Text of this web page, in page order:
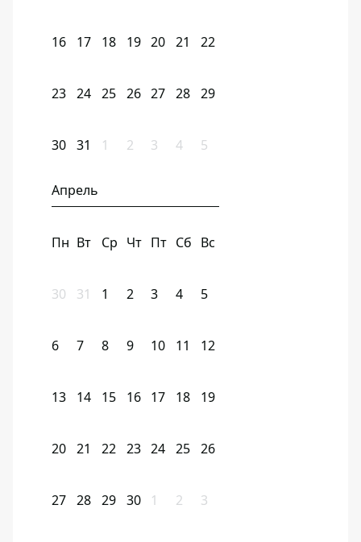
16 17 18 19 20 21 22
23 24 25 26 27 28 29
30 31 1 2 3 4 5
Апрель
Пн Вт Ср Чт Пт Сб Вс
30 31 1 2 3 4 5
6 7 8 9 10 11 12
13 14 15 16 17 18 19
20 21 22 23 24 25 26
27 28 29 30 1 2 3